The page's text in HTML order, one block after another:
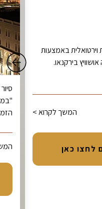
וירטואלית באמצעות
המשך לקרוא >
לחצו כאן